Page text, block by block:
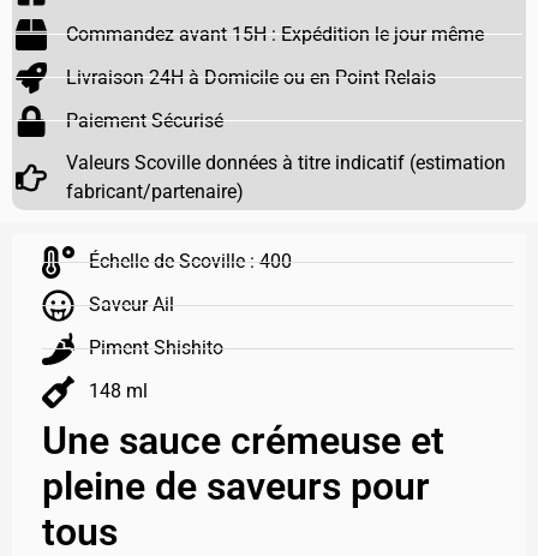
Commandez avant 15H : Expédition le jour même
Livraison 24H à Domicile ou en Point Relais
Paiement Sécurisé
Valeurs Scoville données à titre indicatif (estimation
fabricant/partenaire)
Échelle de Scoville : 400
Saveur Ail
Piment Shishito
148 ml
Une sauce crémeuse et
pleine de saveurs pour
tous